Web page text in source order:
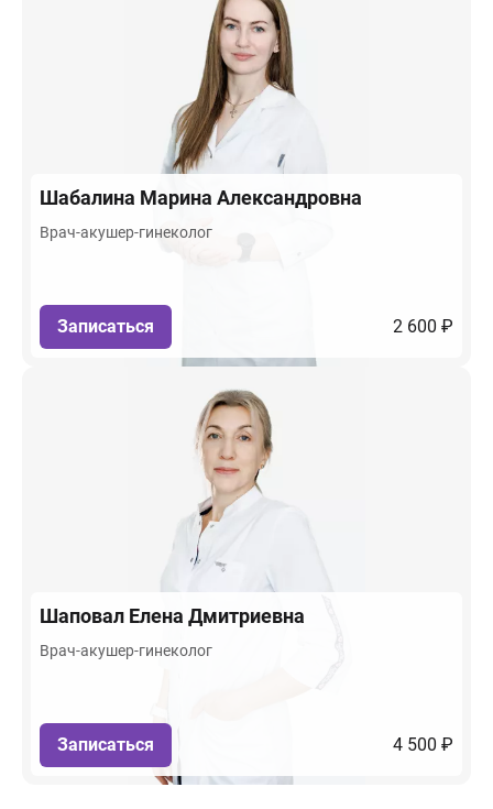
Шабалина Марина Александровна
Врач-акушер-гинеколог
Записаться 2 600 ₽
Шаповал Елена Дмитриевна
Врач-акушер-гинеколог
Записаться 4 500 ₽